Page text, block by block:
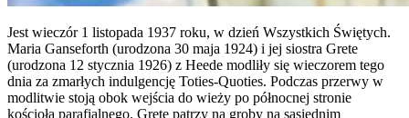
Jest wieczór 1 listopada 1937 roku, w dzień Wszystkich Świętych.
Maria Ganseforth (urodzona 30 maja 1924) i jej siostra Grete
(urodzona 12 stycznia 1926) z Heede modliły się wieczorem tego
dnia za zmarłych indulgencję Toties-Quoties. Podczas przerwy w
modlitwie stoją obok wejścia do wieży po północnej stronie
kościoła parafialnego. Grete patrzy na groby na sąsiednim